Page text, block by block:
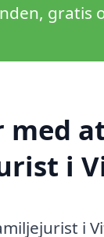
gratis
med
i
i